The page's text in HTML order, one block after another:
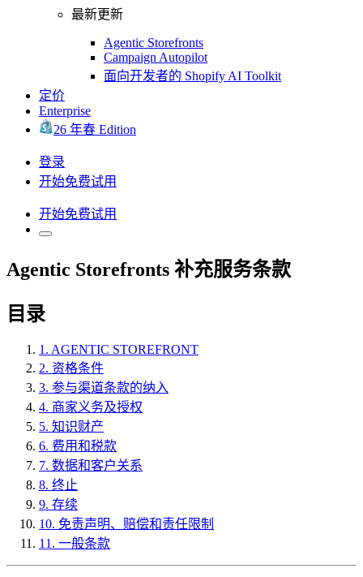
最新更新
Agentic Storefronts
Campaign Autopilot
面向开发者的 Shopify AI Toolkit
定价
Enterprise
26 年春 Edition
登录
开始免费试用
开始免费试用
Agentic Storefronts 补充服务条款
目录
1. AGENTIC STOREFRONT
2. 资格条件
3. 参与渠道条款的纳入
4. 商家义务及授权
5. 知识财产
6. 费用和税款
7. 数据和客户关系
8. 终止
9. 存续
10. 免责声明、赔偿和责任限制
11. 一般条款